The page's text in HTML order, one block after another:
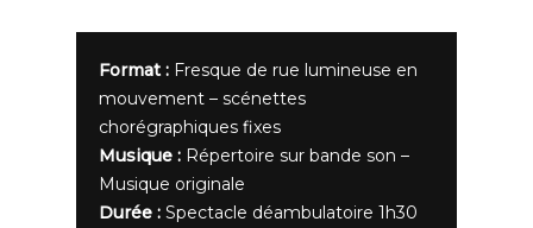
Format : Fresque de rue lumineuse en
mouvement – scénettes
chorégraphiques fixes
Musique : Répertoire sur bande son –
Musique originale
Durée : Spectacle déambulatoire 1h30